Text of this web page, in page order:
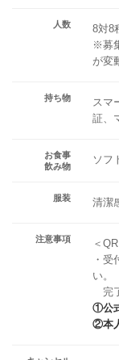
人数
8対8
※募
が変
持ち物
スマ
証、
お食事
飲み物
ソフ
服装 清潔
注意事項
＜
・
い。
完
①公
②本